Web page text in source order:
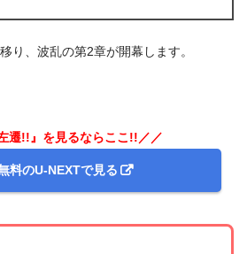
り、波乱の第2章が開幕します。
遷!!』を見るならここ!!／／
料のU-NEXTで見る